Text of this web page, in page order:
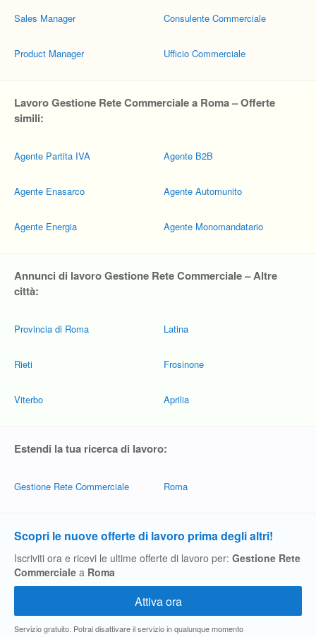
Sales Manager
Product Manager
Consulente Commerciale
Ufficio Commerciale
Lavoro Gestione Rete Commerciale a Roma – Offerte
simili:
Agente Partita IVA
Agente Enasarco
Agente Energia
Agente B2B
Agente Automunito
Agente Monomandatario
Annunci di lavoro Gestione Rete Commerciale – Altre
città:
Provincia di Roma
Rieti
Viterbo
Latina
Frosinone
Aprilia
Estendi la tua ricerca di lavoro:
Gestione Rete Commerciale Roma
Scopri le nuove offerte di lavoro prima degli altri!
Iscriviti ora e ricevi le ultime offerte di lavoro per: Gestione Rete
Commerciale a Roma
Servizio gratuito. Potrai disattivare il servizio in qualunque momento